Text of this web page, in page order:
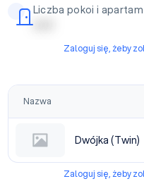
Liczba pokoi i
| | | | |
Zaloguj się, żeby
Nazwa
Dwójka (Twin)
Zaloguj się, żeby